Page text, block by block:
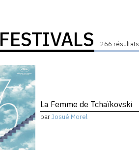
FESTIVALS 266 résultats
La Femme de Tchaïkovski
parJosué Morel